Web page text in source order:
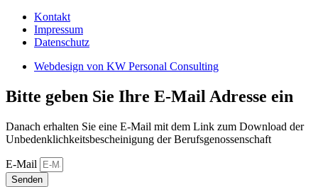
Kontakt
Impressum
Datenschutz
Webdesign von KW Personal Consulting
Bitte geben Sie Ihre E-Mail Adresse ein
Danach erhalten Sie eine E-Mail mit dem Link zum Download der
Unbedenklichkeitsbescheinigung der Berufsgenossenschaft
E-Mail
Senden